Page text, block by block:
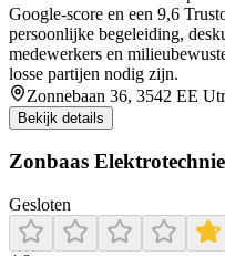
Google-score en een 9,6
persoonlijke begeleiding,
medewerkers en
losse partijen nodig zijn.
Zonnebaan 36, 3542 EE
Bekijk details
Zonbaas
Gesloten